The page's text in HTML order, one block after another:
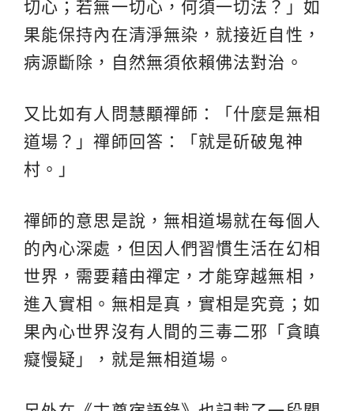
切心；若無一切心，何須一切法？」如
果能保持內在清淨無染，就接近自性，
病源斷除，自然無須依賴佛法對治。
又比如有人問慧顒禪師：「什麼是無相
道場？」禪師回答：「就是斫破鬼神
村。」
禪師的意思是說，無相道場就在每個人
的內心深處，但因人們習慣生活在幻相
世界，需要藉由禪定，才能穿越無相，
進入實相。無相是真，實相是究竟；如
果內心世界沒有人間的三毒二邪「貪瞋
癡慢疑」，就是無相道場。